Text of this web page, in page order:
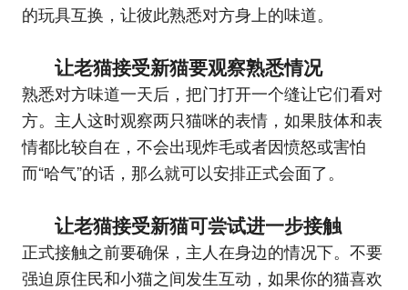
的玩具互换，让彼此熟悉对方身上的味道。
让老猫接受新猫要观察熟悉情况
熟悉对方味道一天后，把门打开一个缝让它们看对
方。主人这时观察两只猫咪的表情，如果肢体和表
情都比较自在，不会出现炸毛或者因愤怒或害怕
而“哈气”的话，那么就可以安排正式会面了。
让老猫接受新猫可尝试进一步接触
正式接触之前要确保，主人在身边的情况下。不要
强迫原住民和小猫之间发生互动，如果你的猫喜欢